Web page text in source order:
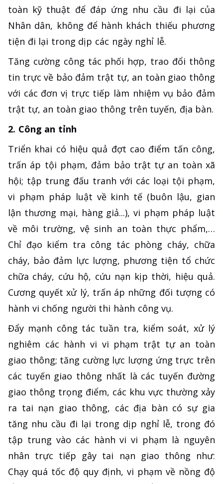
toàn kỹ thuật để đáp ứng nhu cầu đi lại của
Nhân dân, không để hành khách thiếu phương
tiện đi lại trong dịp các ngày nghỉ lễ.
Tăng cường công tác phối hợp, trao đổi thông
tin trực về bảo đảm trật tự, an toàn giao thông
với các đơn vị trực tiếp làm nhiệm vụ bảo đảm
trật tự, an toàn giao thông trên tuyến, địa bàn.
2. Công an tỉnh
Triển khai có hiệu quả đợt cao điểm tấn công,
trấn áp tội phạm, đảm bảo trật tự an toàn xã
hội; tập trung đấu tranh với các loại tội phạm,
vi phạm pháp luật về kinh tế (buôn lậu, gian
lận thương mại, hàng giả...), vi phạm pháp luật
về môi trường, vệ sinh an toàn thực phẩm,…
Chỉ đạo kiểm tra công tác phòng cháy, chữa
cháy, bảo đảm lực lượng, phương tiện tổ chức
chữa cháy, cứu hộ, cứu nạn kịp thời, hiệu quả.
Cương quyết xử lý, trấn áp những đối tượng có
hành vi chống người thi hành công vụ.
Đẩy mạnh công tác tuần tra, kiểm soát, xử lý
nghiêm các hành vi vi phạm trật tự an toàn
giao thông; tăng cường lực lượng ứng trực trên
các tuyến giao thông nhất là các tuyến đường
giao thông trọng điểm, các khu vực thường xảy
ra tai nạn giao thông, các địa bàn có sự gia
tăng nhu cầu đi lại trong dịp nghỉ lễ, trong đó
tập trung vào các hành vi vi phạm là nguyên
nhân trực tiếp gây tai nạn giao thông như:
Chạy quá tốc độ quy định, vi phạm về nồng độ